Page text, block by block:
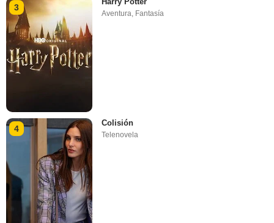
3
Aventura, Fantasía
4
Colisión
Telenovela